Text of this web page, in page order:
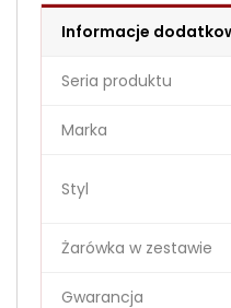
Informacje
Seria produktu
Marka
Styl
Żarówka w zestawie
Gwarancja